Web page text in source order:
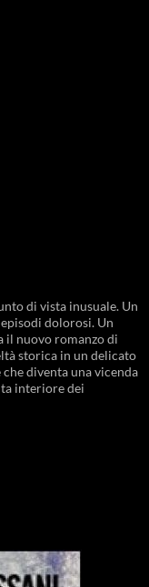
di vista inusuale. Un
dolorosi. Un
il nuovo romanzo di
storica in un delicato
diventa una vicenda
interiore dei